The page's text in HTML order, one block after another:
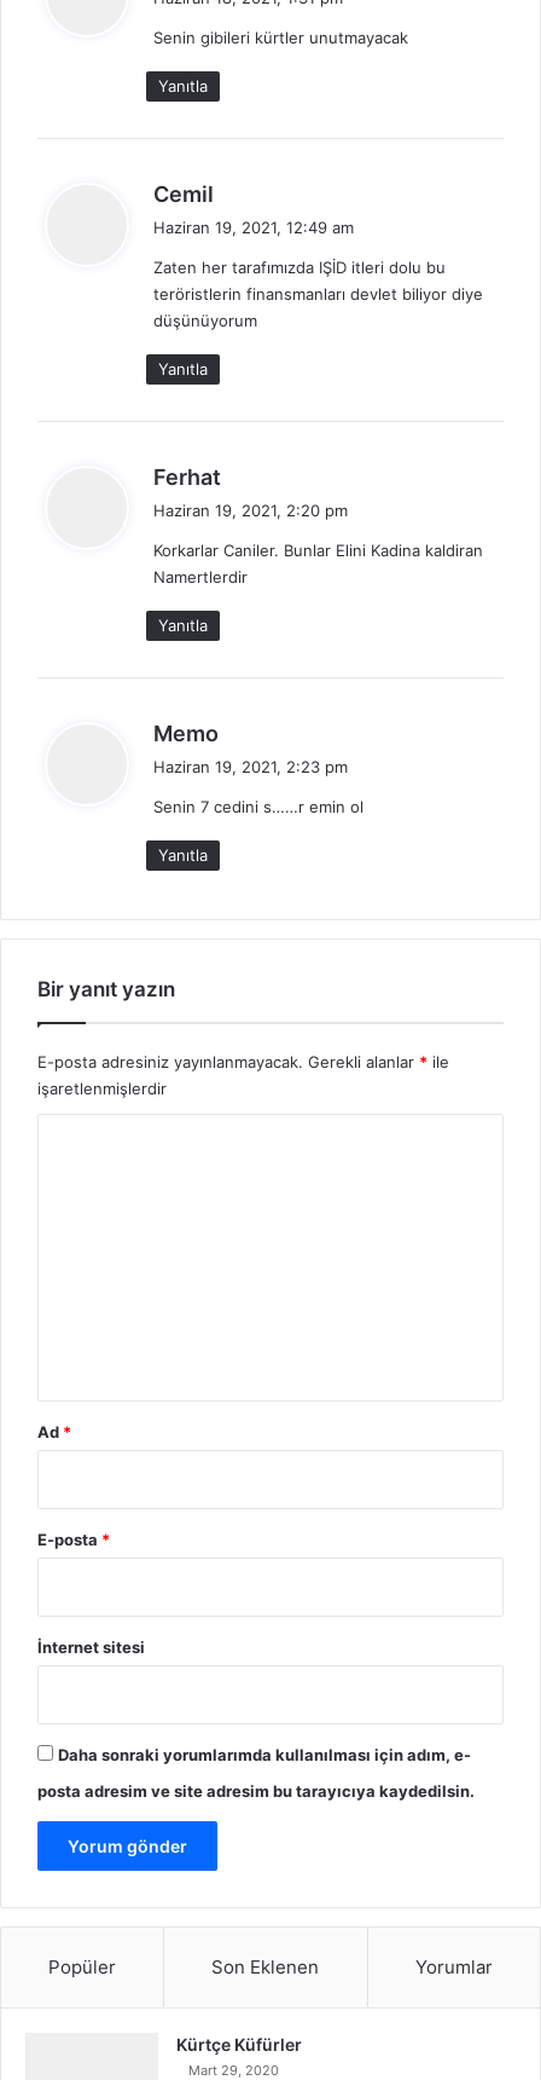
i
k
i
Senin gibileri kürtler unutmayacak
Yanıtla
Cemil
i
k
i
:
Haziran 19, 2021, 12:49 am
Zaten her tarafımızda IŞİD itleri dolu bu
teröristlerin finansmanları devlet biliyor diye
düşünüyorum
Yanıtla
Ferhat
i
k
Haziran 19, 2021, 2:20 pm
Korkarlar Caniler. Bunlar Elini Kadina kaldiran
Namertlerdir
Yanıtla
Memo
i
k
i
Haziran 19, 2021, 2:23 pm
Senin 7 cedini s……r emin ol
Yanıtla
Bir yanıt yazın
E-posta adresiniz yayınlanmayacak. Gerekli alanlar * ile
işaretlenmişlerdir
Ad *
E-posta *
İnternet sitesi
Daha sonraki yorumlarımda kullanılması için adım, e-
posta adresim ve site adresim bu tarayıcıya kaydedilsin.
Popüler Son Eklenen Yorumlar
Kürtçe Küfürler
Mart 29, 2020